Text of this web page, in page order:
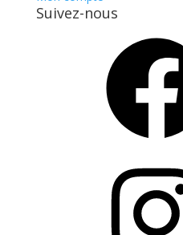
Suivez-nous